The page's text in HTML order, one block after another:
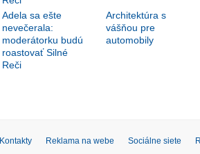
Adela sa ešte
nevečerala:
moderátorku budú
roastovať Silné
Reči
Architektúra s
vášňou pre
automobily
Kontakty Reklama na webe Sociálne siete